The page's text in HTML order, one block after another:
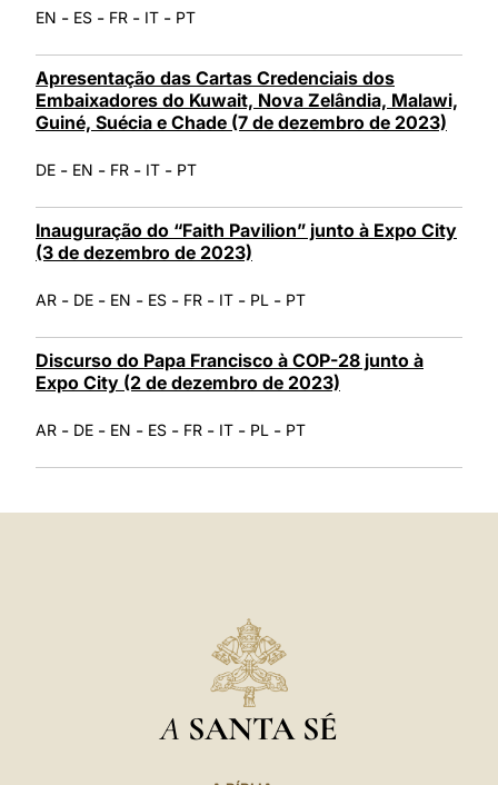
EN - ES - FR - IT - PT
Apresentação das Cartas Credenciais dos
Embaixadores do Kuwait, Nova Zelândia, Malawi,
Guiné, Suécia e Chade (7 de dezembro de 2023)
DE - EN - FR - IT - PT
Inauguração do “Faith Pavilion” junto à Expo City
(3 de dezembro de 2023)
AR - DE - EN - ES - FR - IT - PL - PT
Discurso do Papa Francisco à COP-28 junto à
Expo City (2 de dezembro de 2023)
AR - DE - EN - ES - FR - IT - PL - PT
A SANTA SÉ